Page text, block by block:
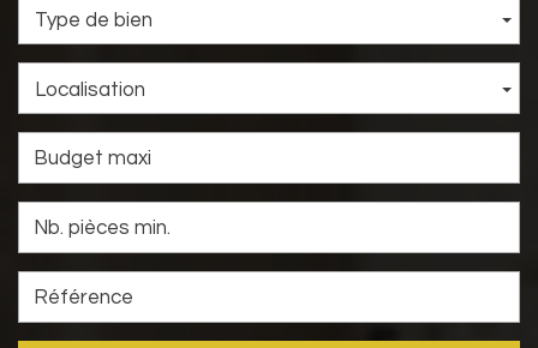
Type de bien
Localisation